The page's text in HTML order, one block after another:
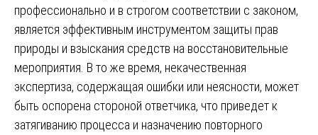
профессионально и в строгом соответствии с законом,
является эффективным инструментом защиты прав
природы и взыскания средств на восстановительные
мероприятия. В то же время, некачественная
экспертиза, содержащая ошибки или неясности, может
быть оспорена стороной ответчика, что приведет к
затягиванию процесса и назначению повторного